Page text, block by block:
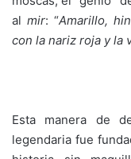
al mir: “Amarillo,
con la nariz roja y la
Esta manera de
legendaria fue